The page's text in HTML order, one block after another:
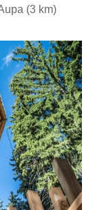
(3 km)